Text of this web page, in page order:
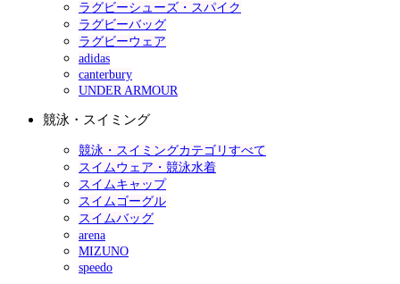
ラグビーシューズ・スパイク
ラグビーバッグ
ラグビーウェア
adidas
canterbury
UNDER ARMOUR
競泳・スイミング
競泳・スイミングカテゴリすべて
スイムウェア・競泳水着
スイムキャップ
スイムゴーグル
スイムバッグ
arena
MIZUNO
speedo